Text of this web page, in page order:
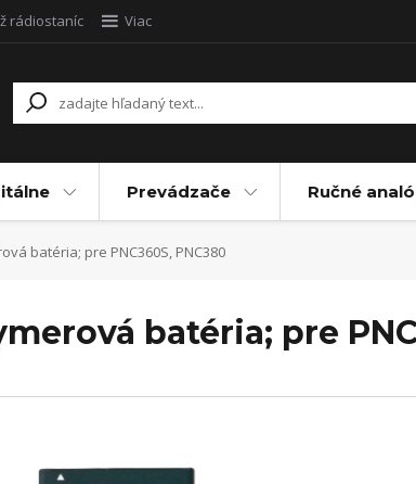
rádiostaníc Viac
Prevádzače Ručné
batéria; pre PNC360S, PNC380
batéria; pre